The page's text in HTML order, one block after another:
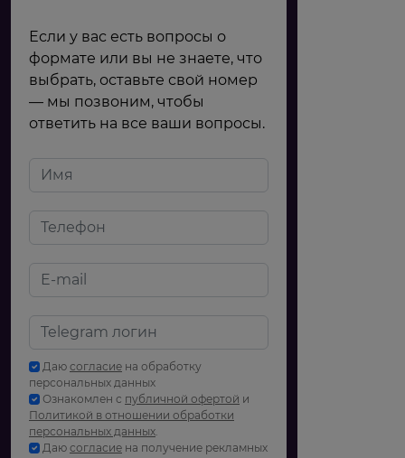
Если у вас есть вопросы о
формате или вы не знаете, что
выбрать, оставьте свой номер
— мы позвоним, чтобы
ответить на все ваши вопросы.
Даю согласие на обработку
персональных данных
Ознакомлен с публичной офертой и
Политикой в отношении обработки
персональных данных
Даю согласие на получение рекламных